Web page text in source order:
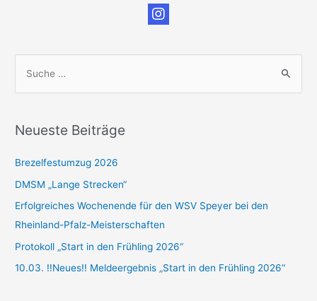
n
:
Neueste Beiträge
Brezelfestumzug 2026
DMSM „Lange Strecken“
Erfolgreiches Wochenende für den WSV Speyer bei den
Rheinland-Pfalz-Meisterschaften
Protokoll „Start in den Frühling 2026“
10.03. !!Neues!! Meldeergebnis „Start in den Frühling 2026“